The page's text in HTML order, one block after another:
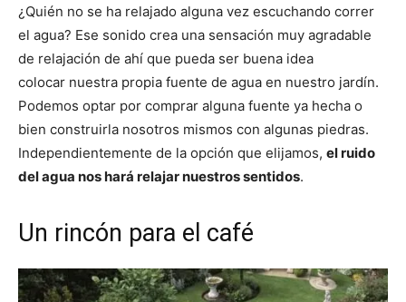
¿Quién no se ha relajado alguna vez escuchando correr
el agua? Ese sonido crea una sensación muy agradable
de relajación de ahí que pueda ser buena idea
colocar nuestra propia fuente de agua en nuestro jardín.
Podemos optar por comprar alguna fuente ya hecha o
bien construirla nosotros mismos con algunas piedras.
Independientemente de la opción que elijamos, el ruido
del agua nos hará relajar nuestros sentidos.
Un rincón para el café